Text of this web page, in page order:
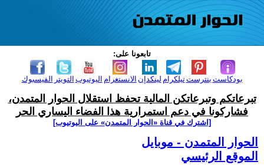
تابعونا على:
الفيسبوك التويتر اليوتيوب الانستغرام لينكدإن تيلكرامبنترست بودكاست
تبرعاتكم وتبرعاتكن المالية تحفظ استقلال الحوار المتمدن،
فشاركونا في دعم استمرارية هذا الفضاء اليساري الحر
[اشترك في قناة ‫«الحوار المتمدن» على اليوتيوب]
الحوار المتمدن - موبايل
الموقع الرئيسي